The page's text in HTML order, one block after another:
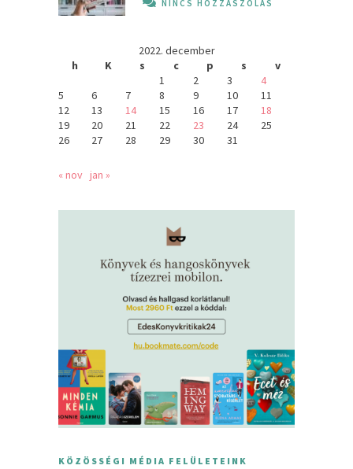
NINCS HOZZÁSZÓLÁS
2022. december
h
K s c p s
v
1
2 3
4
5
6 7 8 9 10
11
12
13 14 15 16 17
18
19
20 21 22 23 24
25
26
27 28 29 30 31
« nov jan »
KÖZÖSSÉGI MÉDIA FELÜLETEINK